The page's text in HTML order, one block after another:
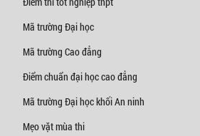
Mã trường Đại học
Mã trường Cao đẳng
Điểm chuẩn đại học cao đẳng
Mã trường Đại học khối An ninh
Mẹo vặt mùa thi